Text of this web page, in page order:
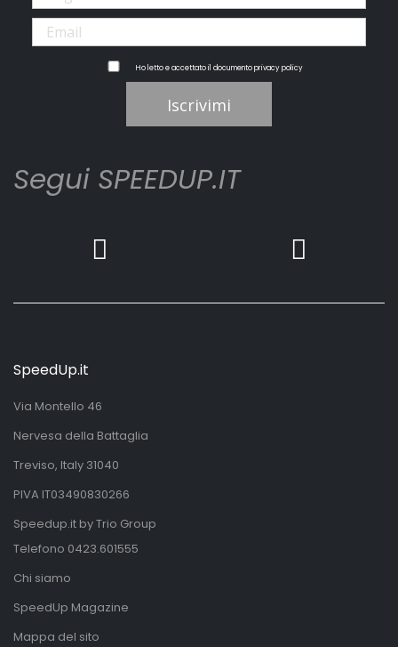
Ho letto e accettato il documentoprivacy policy
Iscrivimi
Segui SPEEDUP.IT
SpeedUp.it
Via Montello 46
Nervesa della Battaglia
Treviso, Italy 31040
PIVA IT03490830266
Speedup.it by Trio Group
Telefono 0423.601555
Chi siamo
SpeedUp Magazine
Mappa del sito